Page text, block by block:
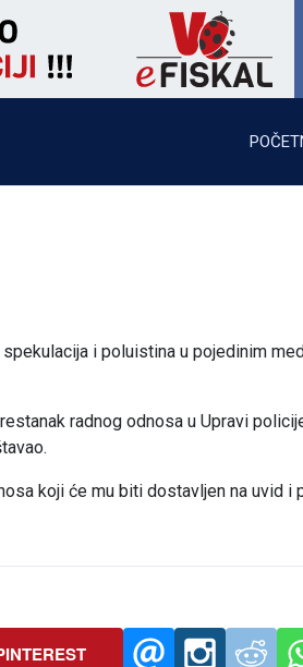
i poluistina u pojedinim
radnog odnosa u Upravi
koji će mu biti dostavljen na uvid i